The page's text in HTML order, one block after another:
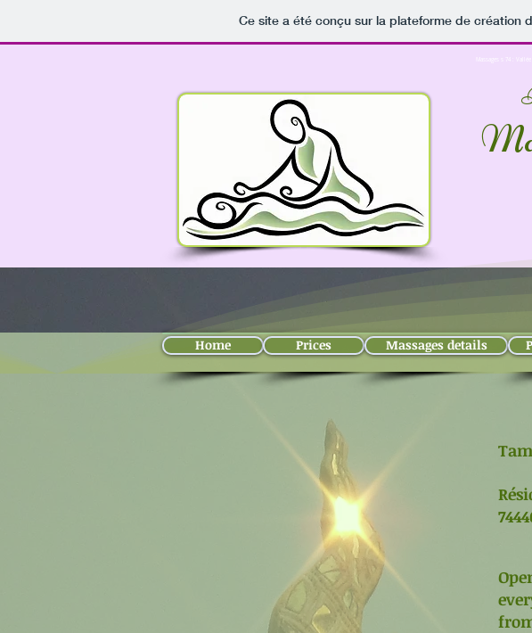
Ce site a été conçu sur la plateforme de création
Massages s 74 :
M
Home Prices Massages details